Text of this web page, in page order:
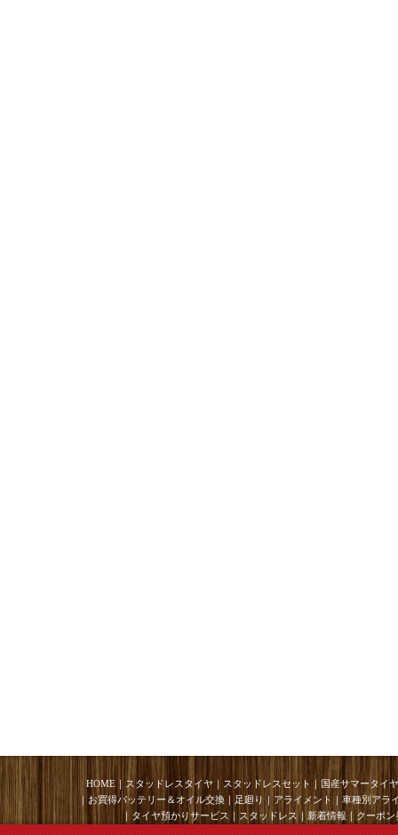
HOME ｜ スタッドレスタイヤ ｜ スタッドレスセット ｜ 国産サマータイ
｜ お買得バッテリー＆オイル交換 ｜ 足廻り ｜ アライメント ｜ 車種別アラ
｜ タイヤ預かりサービス ｜ スタッドレス ｜ 新着情報 ｜ クーポン